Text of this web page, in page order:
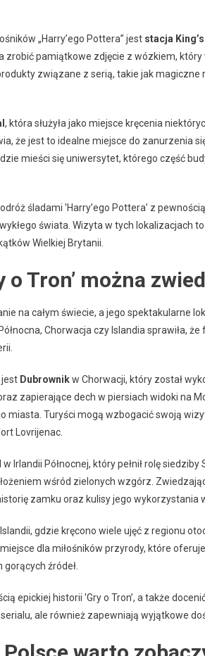
„Harry’ego Pottera” jest stacja
pamiątkowe zdjęcie z wózkiem, który
związane z serią, takie jak magiczne
, która służyła jako miejsce kręcenia
że jest to idealne miejsce do zanurzenia
mieści się uniwersytet, którego część
śladami 'Harry’ego Pottera’ z
świata. Wizyta w tych lokalizacjach
Wielkiej Brytanii.
Tron’ można
na całym świecie, a jego spektakularne
Chorwacja czy Islandia sprawiła,
Dubrownikw Chorwacji, który został
zapierające dech w piersiach widoki na
miasta. Turyści mogą wzbogacić swoją
Lovrijenac.
w Irlandii Północnej, który pełnił rolę
wśród zielonych wzgórz.
zamku oraz kulisy jego wykorzystania
gdzie kręcono wiele ujęć z regionu
dla miłośników przyrody, które
źródeł.
epickiej historii 'Gry o Tron’, a także
ale również zapewniają wyjątkowe